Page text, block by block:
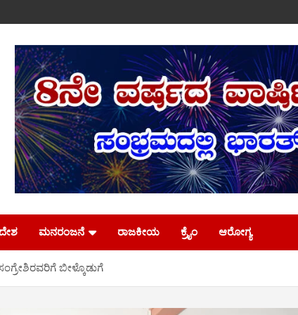
ಮನರಂಜನೆ ರಾಜಕೀಯ ಕ್ರೈಂ ಆರೋಗ್ಯ
ಬೀಳ್ಕೊಡುಗೆ